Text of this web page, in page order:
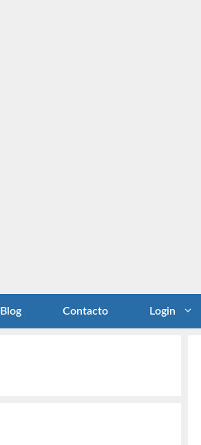
Blog Contacto Login